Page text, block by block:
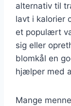
alternativ til
lavt i kalorier
et populært
sig eller
blomkål en
hjælper med
Mange